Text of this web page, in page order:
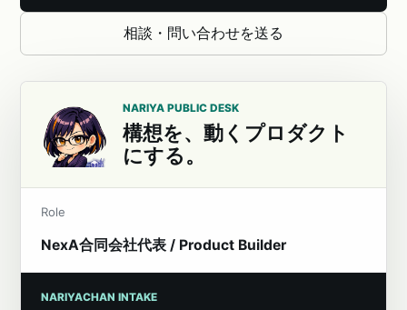
相談・問い合わせを送る
NARIYA PUBLIC DESK
構想を、動くプロダクト
にする。
Role
NexA合同会社代表 / Product Builder
NARIYACHAN INTAKE